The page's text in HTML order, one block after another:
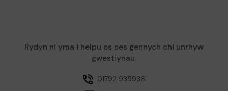
Rydyn ni yma i helpu os oes gennych chi unrhyw
gwestiynau.
01792 935936